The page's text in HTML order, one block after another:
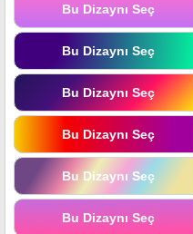
Bu Dizaynı Seç
Bu Dizaynı Seç
Bu Dizaynı Seç
Bu Dizaynı Seç
Bu Dizaynı Seç
Bu Dizaynı Seç